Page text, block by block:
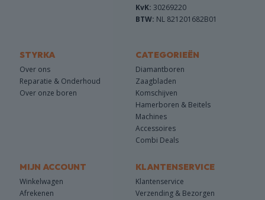
KvK: 30269220
BTW: NL 821201682B01
STYRKA
Over ons
Reparatie & Onderhoud
Over onze boren
CATEGORIEËN
Diamantboren
Zaagbladen
Komschijven
Hamerboren & Beitels
Machines
Accessoires
Combi Deals
MIJN ACCOUNT
Winkelwagen
Afrekenen
KLANTENSERVICE
Klantenservice
Verzending & Bezorgen